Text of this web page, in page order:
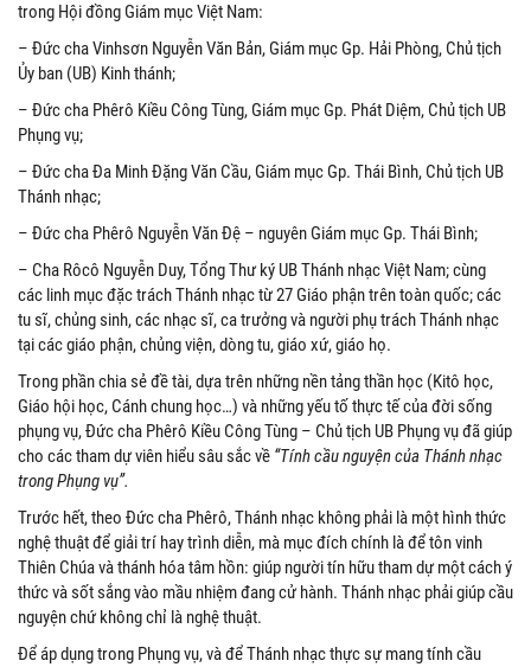
trong Hội đồng Giám mục Việt Nam:
– Đức cha Vinhsơn Nguyễn Văn Bản, Giám mục Gp. Hải Phòng, Chủ tịch
Ủy ban (UB) Kinh thánh;
– Đức cha Phêrô Kiều Công Tùng, Giám mục Gp. Phát Diệm, Chủ tịch UB
Phụng vụ;
– Đức cha Đa Minh Đặng Văn Cầu, Giám mục Gp. Thái Bình, Chủ tịch UB
Thánh nhạc;
– Đức cha Phêrô Nguyễn Văn Đệ – nguyên Giám mục Gp. Thái Bình;
– Cha Rôcô Nguyễn Duy, Tổng Thư ký UB Thánh nhạc Việt Nam; cùng
các linh mục đặc trách Thánh nhạc từ 27 Giáo phận trên toàn quốc; các
tu sĩ, chủng sinh, các nhạc sĩ, ca trưởng và người phụ trách Thánh nhạc
tại các giáo phận, chủng viện, dòng tu, giáo xứ, giáo họ.
Trong phần chia sẻ đề tài, dựa trên những nền tảng thần học (Kitô học,
Giáo hội học, Cánh chung học…) và những yếu tố thực tế của đời sống
phụng vụ, Đức cha Phêrô Kiều Công Tùng – Chủ tịch UB Phụng vụ đã giúp
cho các tham dự viên hiểu sâu sắc về “Tính cầu nguyện của Thánh nhạc
trong Phụng vụ”.
Trước hết, theo Đức cha Phêrô, Thánh nhạc không phải là một hình thức
nghệ thuật để giải trí hay trình diễn, mà mục đích chính là để tôn vinh
Thiên Chúa và thánh hóa tâm hồn: giúp người tín hữu tham dự một cách ý
thức và sốt sắng vào mầu nhiệm đang cử hành. Thánh nhạc phải giúp cầu
nguyện chứ không chỉ là nghệ thuật.
Để áp dụng trong Phụng vụ, và để Thánh nhạc thực sự mang tính cầu